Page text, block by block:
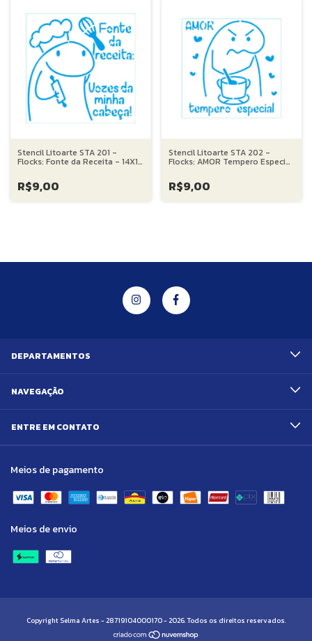
Stencil Litoarte STA 201 -
Flocks: Fonte da Receita - 14X14
R$9,00
Stencil Litoarte STA 202 -
Flocks: AMOR Tempero Especial
R$9,00
DEPARTAMENTOS
NAVEGAÇÃO
ENTRE EM CONTATO
Meios de pagamento
Meios de envio
Copyright Selma Artes - 28719104000170 - 2026. Todos os direitos reservados.